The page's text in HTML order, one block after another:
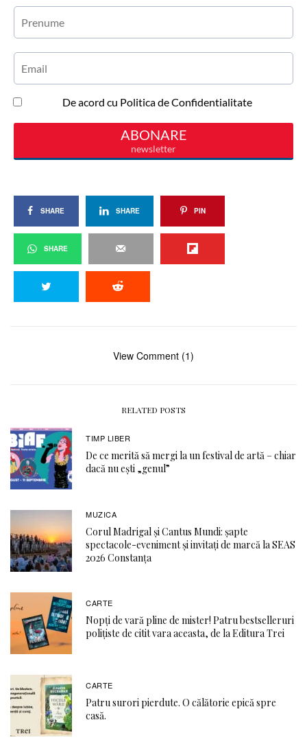
SHARE SHARE PIN
SHARE
View Comment (1)
RELATED POSTS
TIMP LIBER
De ce merită să mergi la un festival de artă – chiar
dacă nu ești „genul”
MUZICA
Corul Madrigal și Cantus Mundi: șapte
spectacole-eveniment și invitați de marcă la SEAS
2026 Constanța
CARTE
Nopți de vară pline de mister! Patru bestselleruri
polițiste de citit vara aceasta, de la Editura Trei
CARTE
Patru surori pierdute. O călătorie epică spre
casă.